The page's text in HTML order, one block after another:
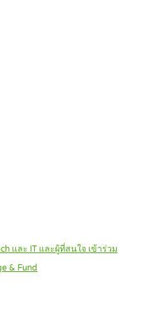
และ IT และผู้ที่สนใจ เข้าร่วม
& Fund